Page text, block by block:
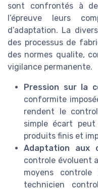
sont confrontés à
l’épreuve leurs
d’adaptation. La
des processus de
des normes qualite,
vigilance permanente.
Pression sur la
conformite
rendent le
simple écart
produits finis et
Adaptation aux
controle évoluent
moyens
technicien